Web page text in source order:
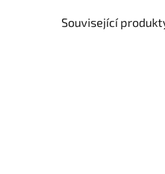
Související